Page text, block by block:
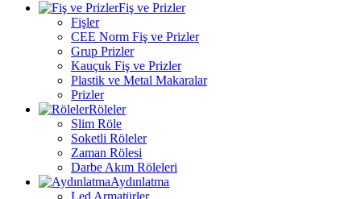
Fiş ve Prizler
Fişler
CEE Norm Fiş ve Prizler
Grup Prizler
Kauçuk Fiş ve Prizler
Plastik ve Metal Makaralar
Prizler
Röleler
Slim Röle
Soketli Röleler
Zaman Rölesi
Darbe Akım Röleleri
Aydınlatma